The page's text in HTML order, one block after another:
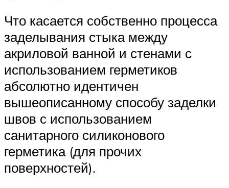
Что касается собственно процесса
заделывания стыка между
акриловой ванной и стенами с
использованием герметиков
абсолютно идентичен
вышеописанному способу заделки
швов с использованием
санитарного силиконового
герметика (для прочих
поверхностей).